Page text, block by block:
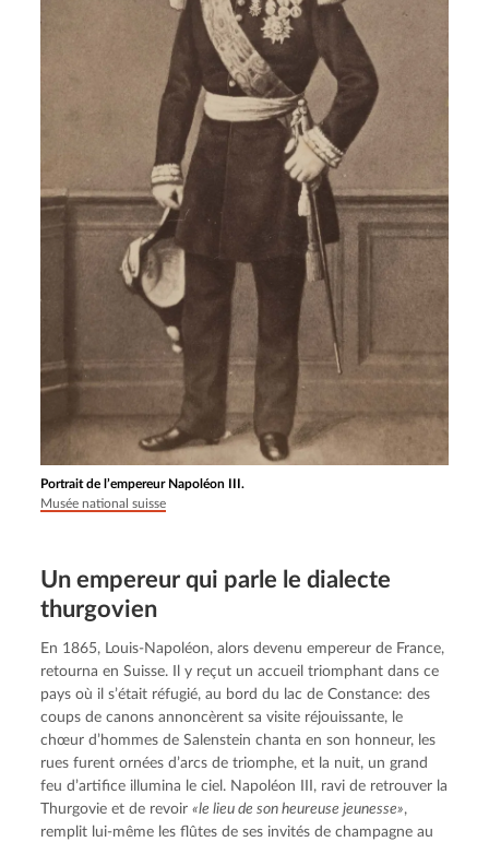
Portrait de l’empereur Napoléon III.
Musée national suisse
Un empereur qui parle le dialecte
thurgovien
En 1865, Louis-Napoléon, alors devenu empereur de France,
retourna en Suisse. Il y reçut un accueil triomphant dans ce
pays où il s’était réfugié, au bord du lac de Constance: des
coups de canons annoncèrent sa visite réjouissante, le
chœur d’hommes de Salenstein chanta en son honneur, les
rues furent ornées d’arcs de triomphe, et la nuit, un grand
feu d’artifice illumina le ciel. Napoléon III, ravi de retrouver la
Thurgovie et de revoir «le lieu de son heureuse jeunesse»,
remplit lui-même les flûtes de ses invités de champagne au